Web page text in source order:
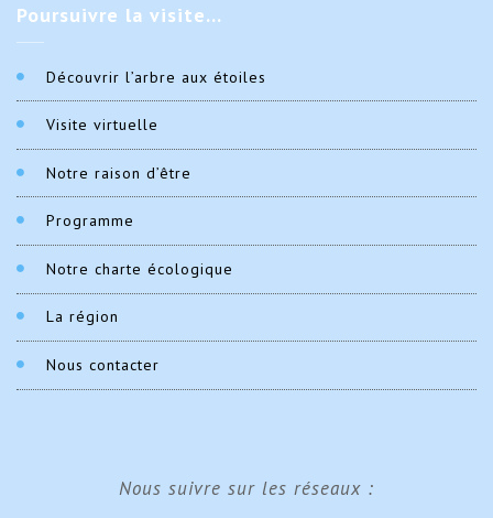
Poursuivre la visite…
Découvrir l’arbre aux étoiles
Visite virtuelle
Notre raison d’être
Programme
Notre charte écologique
La région
Nous contacter
Nous suivre sur les réseaux :